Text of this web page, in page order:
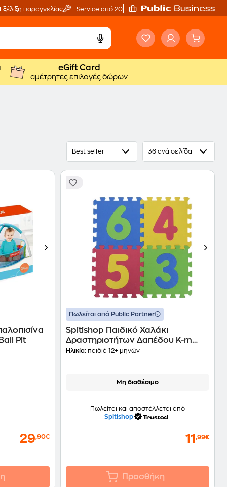
Εξέλιξη παραγγελίας Service από 20'
eGift Card
αμέτρητες επιλογές δώρων
Best seller 36 ανά σελίδα
Pit
29,90€
Πωλείται από Public Partner
Spitishop Παιδικό Χαλάκι
Δραστηριοτήτων Δαπέδου K-m
Numbers
Ηλικία:παιδιά 12+ μηνών
Μη διαθέσιμο
Πωλείται και αποστέλλεται από
Spitishop
11 ,99€
Προσθήκη